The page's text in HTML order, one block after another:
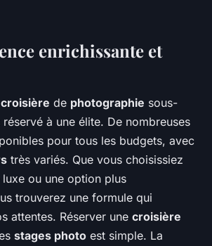
enrichissante et
croisière de photographie sous-
réservé à une élite. De nombreuses
pour tous les budgets, avec
très variés. Que vous choisissiez
ou une option plus
trouverez une formule qui
attentes. Réserver une croisière
stages photo est simple. La